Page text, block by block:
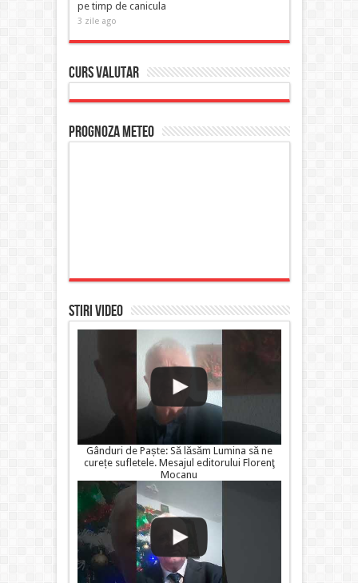
pe timp de canicula
3 zile ago
Curs Valutar
Prognoza Meteo
STIRI VIDEO
Gânduri de Paște: Să lăsăm Lumina să ne
curețe sufletele. Mesajul editorului Florenţ
Mocanu